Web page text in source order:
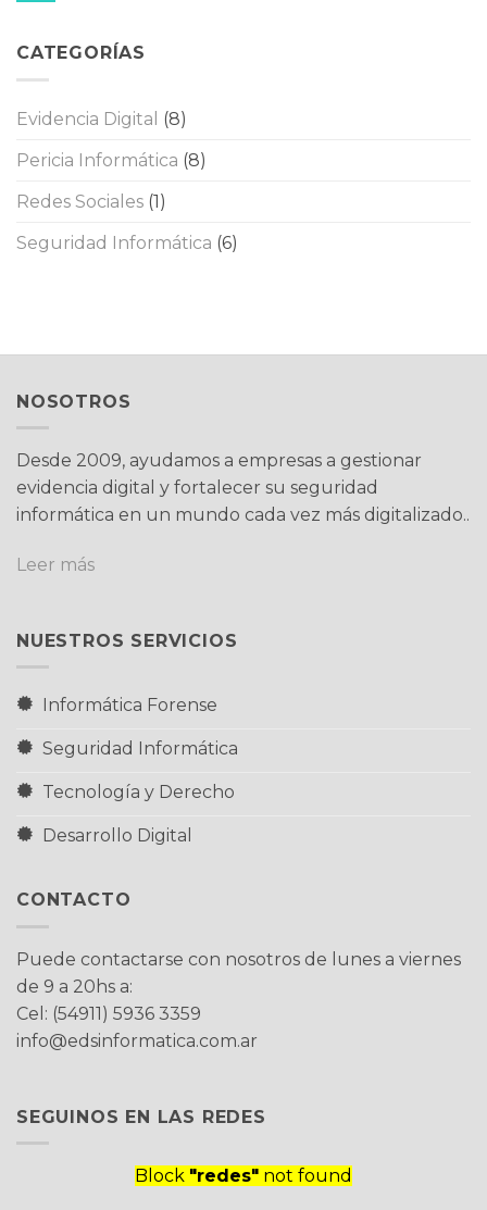
el
Éxito
Personas
5
invalidar
la
Digital
CATEGORÍAS
Evidencia Digital (8)
Pericia Informática (8)
Redes Sociales (1)
Seguridad Informática (6)
NOSOTROS
Desde 2009, ayudamos a empresas a gestionar
evidencia digital y fortalecer su seguridad
informática en un mundo cada vez más digitalizado..
Leer más
NUESTROS SERVICIOS
Informática Forense
Seguridad Informática
Tecnología y Derecho
Desarrollo Digital
CONTACTO
Puede contactarse con nosotros de lunes a viernes
de 9 a 20hs a:
Cel: (54911) 5936 3359
info@edsinformatica.com.ar
SEGUINOS EN LAS REDES
Block "redes" not found